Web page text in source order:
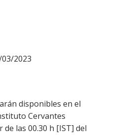
2023
disponibles en el
Cervantes
las 00.30 h [IST] del